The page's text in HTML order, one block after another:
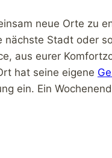
neue Orte zu
Stadt oder
aus eurer
hat seine eigene
ein. Ein